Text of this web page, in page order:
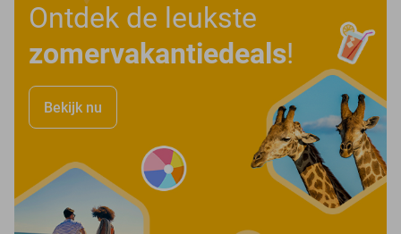
Ontdek de leukste
zomervakantiedeals!
Bekijk nu